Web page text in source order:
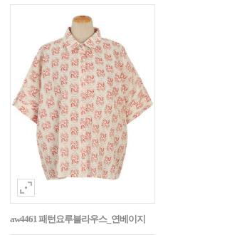
aw4461 패턴요루블라우스_연베이지